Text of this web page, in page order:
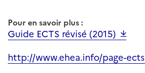
Pour en savoir plus :
Guide ECTS révisé (2015)
http://www.ehea.info/page-ects